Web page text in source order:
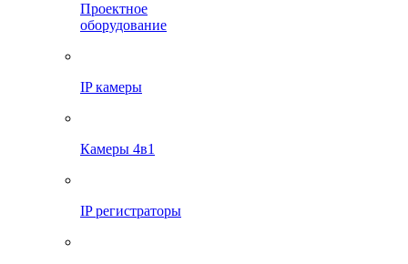
Проектное
оборудование
IP камеры
Камеры 4в1
IP регистраторы